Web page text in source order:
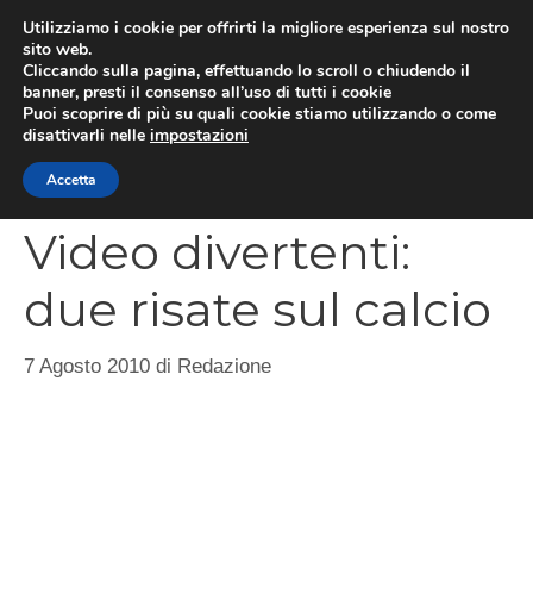
contenuto
Video divertenti:
due risate sul calcio
7 Agosto 2010 di Redazione
Utilizziamo i cookie per offrirti la migliore esperienza sul nostro
sito web.
Cliccando sulla pagina, effettuando lo scroll o chiudendo il
banner, presti il consenso all’uso di tutti i cookie
Puoi scoprire di più su quali cookie stiamo utilizzando o come
disattivarli nelle impostazioni
Accetta